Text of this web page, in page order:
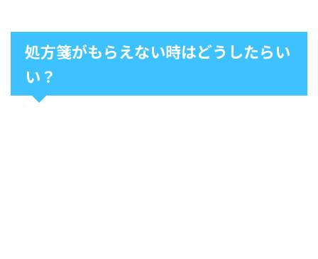
処方箋がもらえない時はどうしたらい
い？